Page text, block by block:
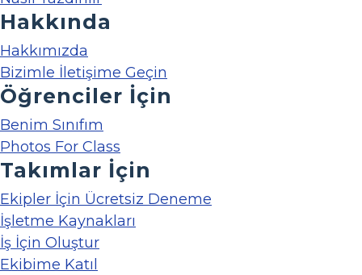
Hakkında
Hakkımızda
Bizimle İletişime Geçin
Öğrenciler İçin
Benim Sınıfım
Photos For Class
Takımlar İçin
Ekipler İçin Ücretsiz Deneme
İşletme Kaynakları
İş İçin Oluştur
Ekibime Katıl